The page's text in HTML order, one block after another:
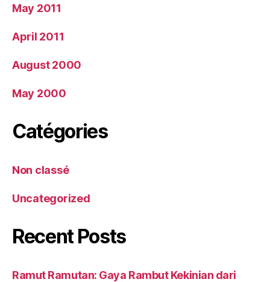
May 2011
April 2011
August 2000
May 2000
Catégories
Non classé
Uncategorized
Recent Posts
Ramut Ramutan: Gaya Rambut Kekinian dari